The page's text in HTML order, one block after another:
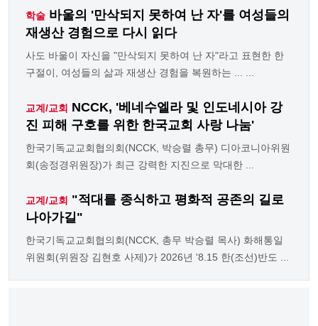
학술 바울의 '만삭되지 못하여 난 자'를 여성들의
재생산 경험으로 다시 읽다
사도 바울이 자신을 "만삭되지 못하여 난 자"라고 표현한 한
구절이, 여성들의 삶과 재생산 경험을 복원하는 ... ...
교계/교회 NCCK, '베네수엘라 및 인도네시아 강
진 피해 구호를 위한 한국교회 사랑 나눔'
한국기독교교회협의회(NCCK, 박승렬 총무) 디아코니아위원
회(송정경위원장)가 최근 강력한 지진으로 막대한 ...
교계/교회 "적대를 종식하고 평화적 공존의 길로
나아가길"
한국기독교교회협의회(NCCK, 총무 박승렬 목사) 화해통일
위원회(위원장 김현호 사제)가 2026년 '8.15 한(조선)반도 ...